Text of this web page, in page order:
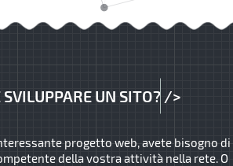
SVILUPPARE UN SITO? />
progetto web, avete bisogno di
della vostra attività nella rete. O